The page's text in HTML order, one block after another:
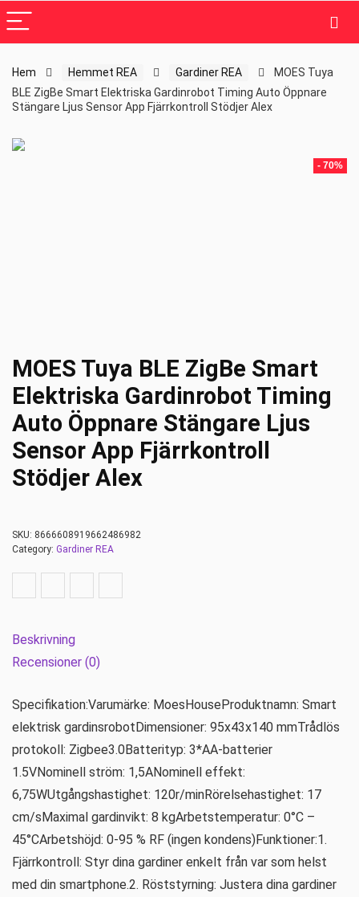
Hem Hemmet REA Gardiner REA
MOES Tuya
BLE ZigBe Smart Elektriska Gardinrobot Timing Auto Öppnare
Stängare Ljus Sensor App Fjärrkontroll Stödjer Alex
- 70%
MOES Tuya BLE ZigBe Smart
Elektriska Gardinrobot Timing
Auto Öppnare Stängare Ljus
Sensor App Fjärrkontroll
Stödjer Alex
SKU: 8666608919662486982
Category: Gardiner REA
Beskrivning
Recensioner (0)
Specifikation:Varumärke: MoesHouseProduktnamn: Smart
elektrisk gardinsrobotDimensioner: 95x43x140 mmTrådlös
protokoll: Zigbee3.0Batterityp: 3*AA-batterier
1.5VNominell ström: 1,5ANominell effekt:
6,75WUtgångshastighet: 120r/minRörelsehastighet: 17
cm/sMaximal gardinvikt: 8 kgArbetstemperatur: 0°C –
45°CArbetshöjd: 0-95 % RF (ingen kondens)Funktioner:1.
Fjärrkontroll: Styr dina gardiner enkelt från var som helst
med din smartphone.2. Röststyrning: Justera dina gardiner